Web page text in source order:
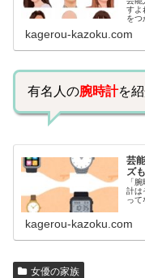
すよ
をつ
いる
kagerou-kazoku.com
有名人の腕時計を紹
芸
ズ
「
計は
って
kagerou-kazoku.com
女優の家族